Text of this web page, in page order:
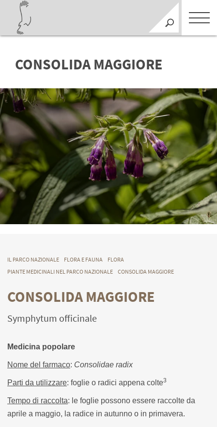
CONSOLIDA MAGGIORE
IL PARCO NAZIONALE FLORA E FAUNA
FLORA
PIANTE MEDICINALI NEL PARCO NAZIONALE
CONSOLIDA MAGGIORE
CONSOLIDA MAGGIORE
Symphytum officinale
Medicina popolare
Nome del farmaco: Consolidae radix
Parti da utilizzare: foglie o radici appena colte3
Tempo di raccolta: le foglie possono essere raccolte da
aprile a maggio, la radice in autunno o in primavera.